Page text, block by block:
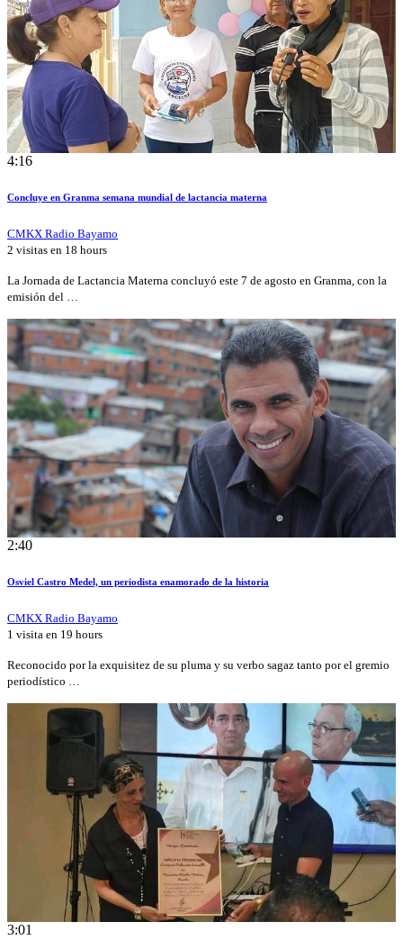
4:16
Concluye en Granma semana mundial de lactancia materna
CMKX Radio Bayamo
2 visitas en 18 hours
La Jornada de Lactancia Materna concluyó este 7 de agosto en Granma, con la
emisión del …
2:40
Osviel Castro Medel, un periodista enamorado de la historia
CMKX Radio Bayamo
1 visita en 19 hours
Reconocido por la exquisitez de su pluma y su verbo sagaz tanto por el gremio
periodístico …
3:01